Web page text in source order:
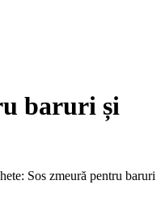
baruri și
Sos zmeură pentru baruri